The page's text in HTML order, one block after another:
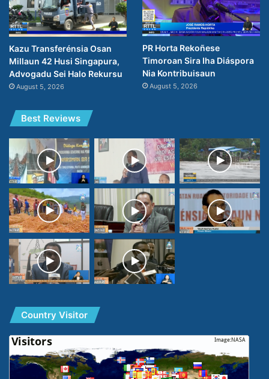
Kazu Transferénsia Osan
Millaun 42 Husi Singapura,
Advogadu Sei Halo Rekursu
August 5, 2026
PR Horta Rekoñese
Timoroan Sira Iha Diáspora
Nia Kontribuisaun
August 5, 2026
Best Reviews
Country Visitor